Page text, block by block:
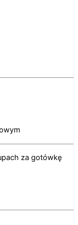
za gotówkę